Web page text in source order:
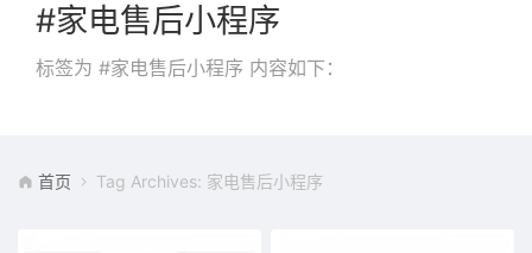
#家电售后小程序
标签为 #家电售后小程序 内容如下：
首页 Tag Archives: 家电售后小程序